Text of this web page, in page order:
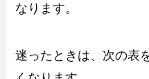
なります。
迷ったときは、次の表